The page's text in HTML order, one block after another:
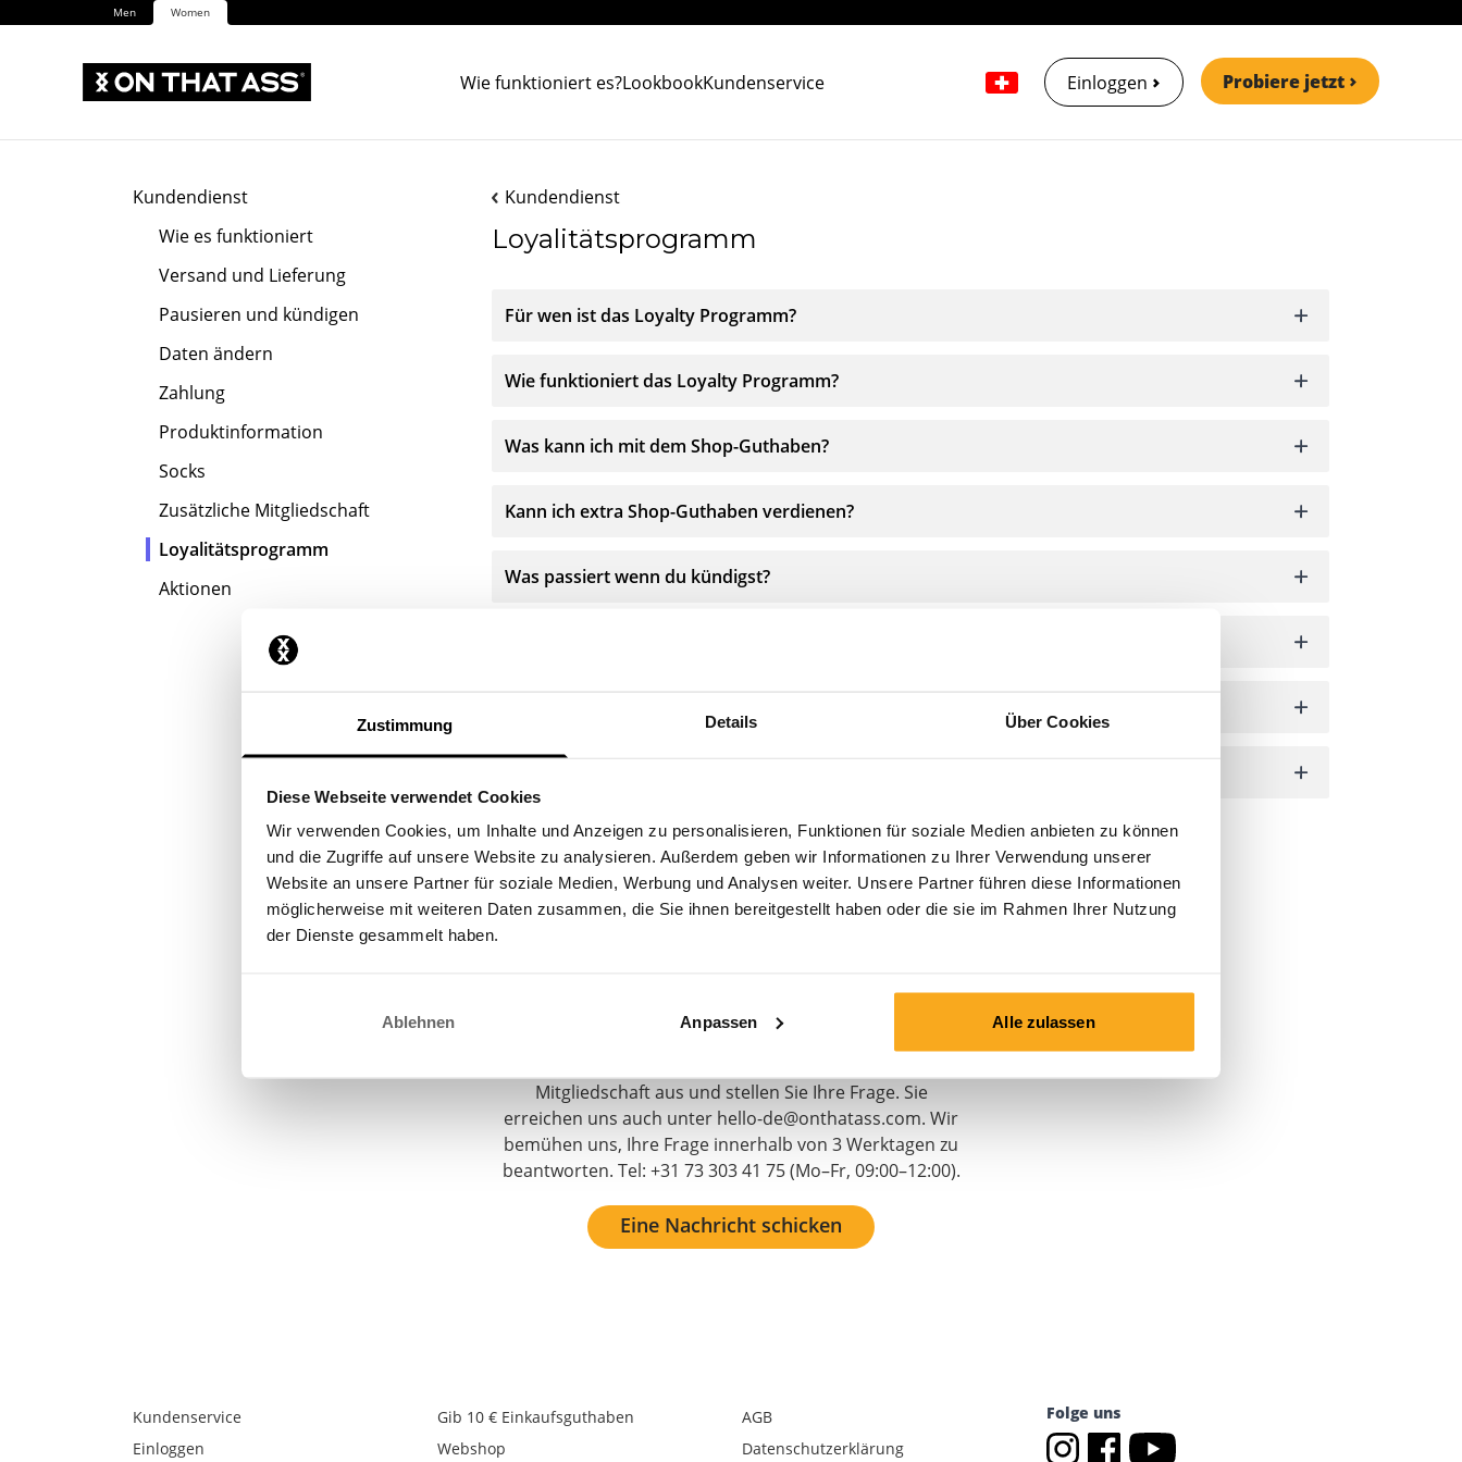
Zustimmung Details Über Cookies
Diese Webseite verwendet Cookies
Wir verwenden Cookies, um Inhalte und Anzeigen zu personalisieren, Funktionen für soziale Medien anbieten zu können
und die Zugriffe auf unsere Website zu analysieren. Außerdem geben wir Informationen zu Ihrer Verwendung unserer
Website an unsere Partner für soziale Medien, Werbung und Analysen weiter. Unsere Partner führen diese Informationen
möglicherweise mit weiteren Daten zusammen, die Sie ihnen bereitgestellt haben oder die sie im Rahmen Ihrer Nutzung
der Dienste gesammelt haben.
Ablehnen Anpassen Alle zulassen
Men Women
Wie funktioniert es?LookbookKundenservice Einloggen Probiere jetzt
Kundendienst
Wie es funktioniert
Versand und Lieferung
Pausieren und kündigen
Daten ändern
Zahlung
Produktinformation
Socks
Zusätzliche Mitgliedschaft
Loyalitätsprogramm
Aktionen
Kundendienst
Loyalitätsprogramm
Für wen ist das Loyalty Programm?
Wie funktioniert das Loyalty Programm?
Was kann ich mit dem Shop-Guthaben?
Kann ich extra Shop-Guthaben verdienen?
Was passiert wenn du kündigst?
Wir sind rund um die Uhr für Sie da! Nutzen Sie unseren
Mitgliedschaft aus und stellen Sie Ihre Frage. Sie
erreichen uns auch unter hello-de@onthatass.com. Wir
bemühen uns, Ihre Frage innerhalb von 3 Werktagen zu
beantworten. Tel: +31 73 303 41 75 (Mo–Fr, 09:00–12:00).
Eine Nachricht schicken
Kundenservice
Einloggen
Gib 10 € Einkaufsguthaben
Webshop
AGB
Datenschutzerklärung
Folge uns